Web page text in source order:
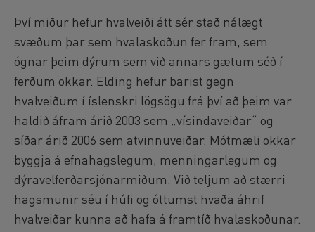
Því miður hefur hvalveiði átt sér stað nálægt
svæðum þar sem hvalaskoðun fer fram, sem
ógnar þeim dýrum sem við annars gætum séð í
ferðum okkar. Elding hefur barist gegn
hvalveiðum í íslenskri lögsögu frá því að þeim var
haldið áfram árið 2003 sem „vísindaveiðar“ og
síðar árið 2006 sem atvinnuveiðar. Mótmæli okkar
byggja á efnahagslegum, menningarlegum og
dýravelferðarsjónarmiðum. Við teljum að stærri
hagsmunir séu í húfi og óttumst hvaða áhrif
hvalveiðar kunna að hafa á framtíð hvalaskoðunar.